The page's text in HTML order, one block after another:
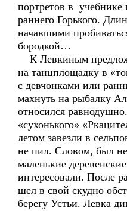
портретов в
раннего Горького.
начавшими
бородкой…
К Левкиным
на танцплощадку в
с девчонками или
махнуть на рыбалку
относился
«сухонького»
летом завезли в
не пил. Словом, был
маленькие
интересовали. После
шел в свой скудно
берегу Устьи. Левка